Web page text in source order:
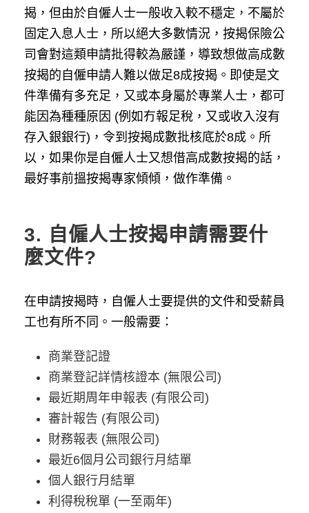
揭，但由於自僱人士一般收入較不穩定，不屬於
固定入息人士，所以絕大多數情況，按揭保險公
司會對這類申請批得較為嚴謹，導致想做高成數
按揭的自僱申請人難以做足8成按揭。即使是文
件準備有多充足，又或本身屬於專業人士，都可
能因為種種原因 (例如冇報足稅，又或收入沒有
存入銀銀行)，令到按揭成數批核底於8成。所
以，如果你是自僱人士又想借高成數按揭的話，
最好事前搵按揭專家傾傾，做作準備。
3.
自僱人士按揭申請需要什
麼文件?
在申請按揭時，自僱人士要提供的文件和受薪員
工也有所不同。一般需要：
商業登記證
商業登記詳情核證本 (無限公司)
最近期周年申報表 (有限公司)
審計報告 (有限公司)
財務報表 (無限公司)
最近6個月公司銀行月結單
個人銀行月結單
利得稅稅單 (一至兩年)